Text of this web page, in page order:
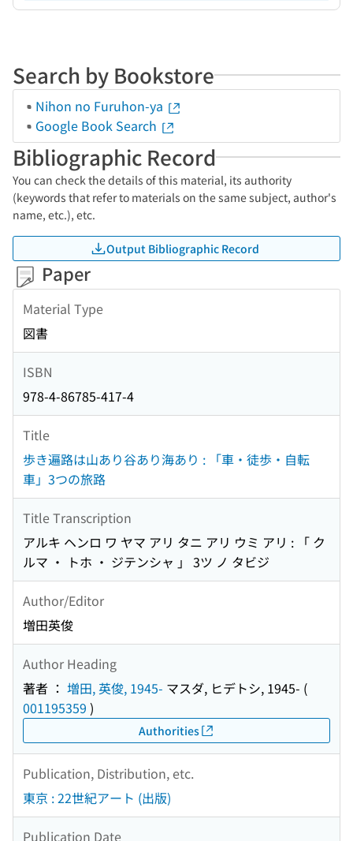
Search by Bookstore
Nihon no Furuhon-ya
Google Book Search
Bibliographic Record
You can check the details of this material, its authority
(keywords that refer to materials on the same subject, author's
name, etc.), etc.
Output Bibliographic Record
Paper
Material Type
図書
ISBN
978-4-86785-417-4
Title
歩き遍路は山あり谷あり海あり : 「車・徒歩・自転
車」3つの旅路
Title Transcription
アルキ ヘンロ ワ ヤマ アリ タニ アリ ウミ アリ : 「 ク
ルマ ・ トホ ・ ジテンシャ 」 3ツ ノ タビジ
Author/Editor
増田英俊
Author Heading
著者 ： 増田, 英俊, 1945- マスダ, ヒデトシ, 1945- (
001195359 )
Authorities
Publication, Distribution, etc.
東京 : 22世紀アート (出版)
Publication Date